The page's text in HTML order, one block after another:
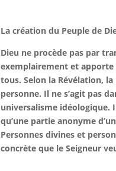
La création du Peuple de
Dieu ne procède pas par
exemplairement et apporte
tous. Selon la Révélation,
personne. Il ne s’agit pas
universalisme idéologique.
qu’une partie anonyme
Personnes divines et
concrète que le Seigneur